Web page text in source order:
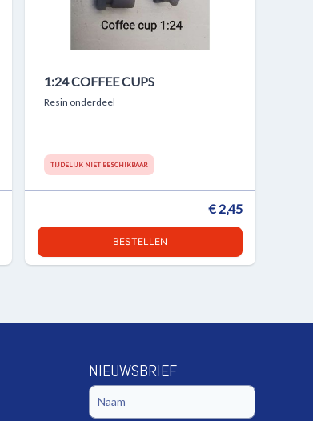
1:24 COFFEE CUPS
Resin onderdeel
TIJDELIJK NIET BESCHIKBAAR
€ 2,45
BESTELLEN
NIEUWSBRIEF